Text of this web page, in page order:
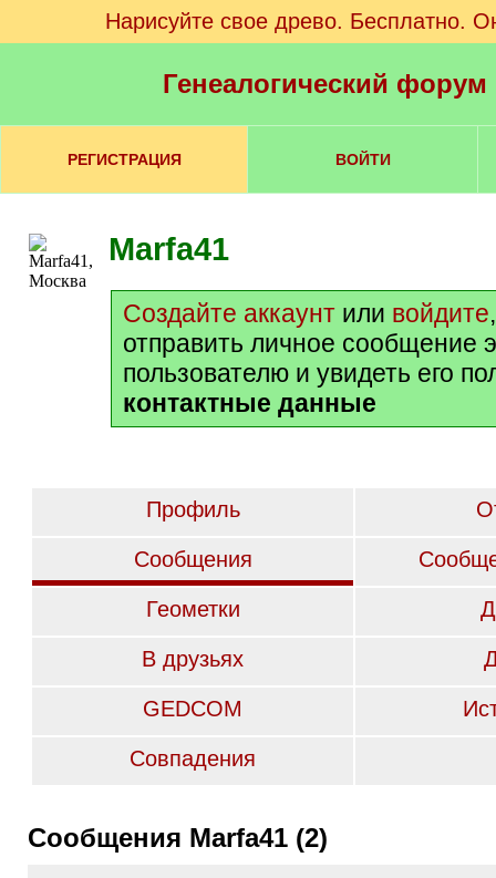
Нарисуйте свое древо. Бесплатно.
Генеалогический
РЕГИСТРАЦИЯ ВОЙТИ
Marfa41
Создайте аккаунт или войдите
отправить личное сообщение
пользователю и увидеть его
контактные данные
Профиль
Сообщения
Геометки
В друзьях
GEDCOM
Совпадения
Сообщения Marfa41 (2)